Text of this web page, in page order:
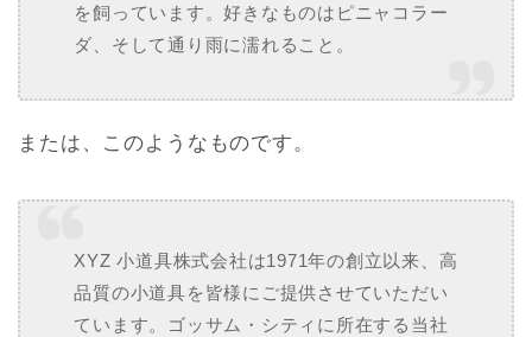
を飼っています。好きなものはピニャコラー
ダ、そして通り雨に濡れること。
または、このようなものです。
XYZ 小道具株式会社は1971年の創立以来、高
品質の小道具を皆様にご提供させていただい
ています。ゴッサム・シティに所在する当社